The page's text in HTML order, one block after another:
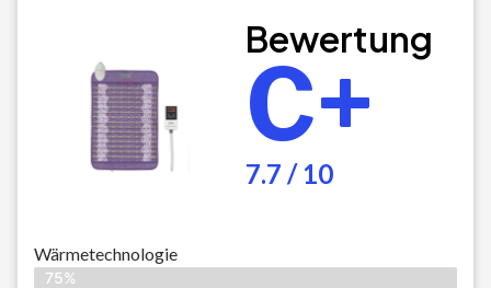
Bewertung
C+
7.7 / 10
Wärmetechnologie
75%